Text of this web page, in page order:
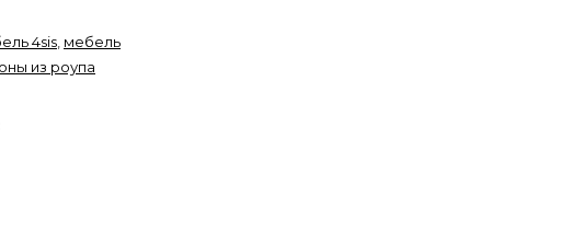
4sis мебель
из роупа